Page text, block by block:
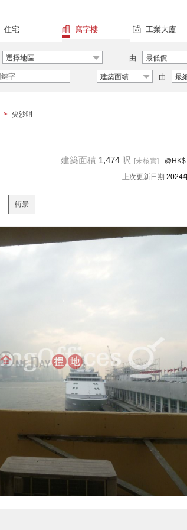
住宅 寫字樓 工業大廈
選擇地區 由 最低價
建築面績 由 最
> 尖沙咀
建築面積 1,474 呎 [未核實] @HK$
上次更新日期 2024
街景